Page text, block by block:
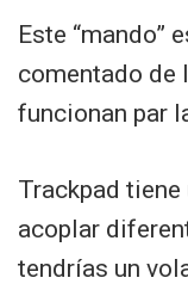
Este “mando”
comentado de
funcionan par
Trackpad
acoplar
tendrías un